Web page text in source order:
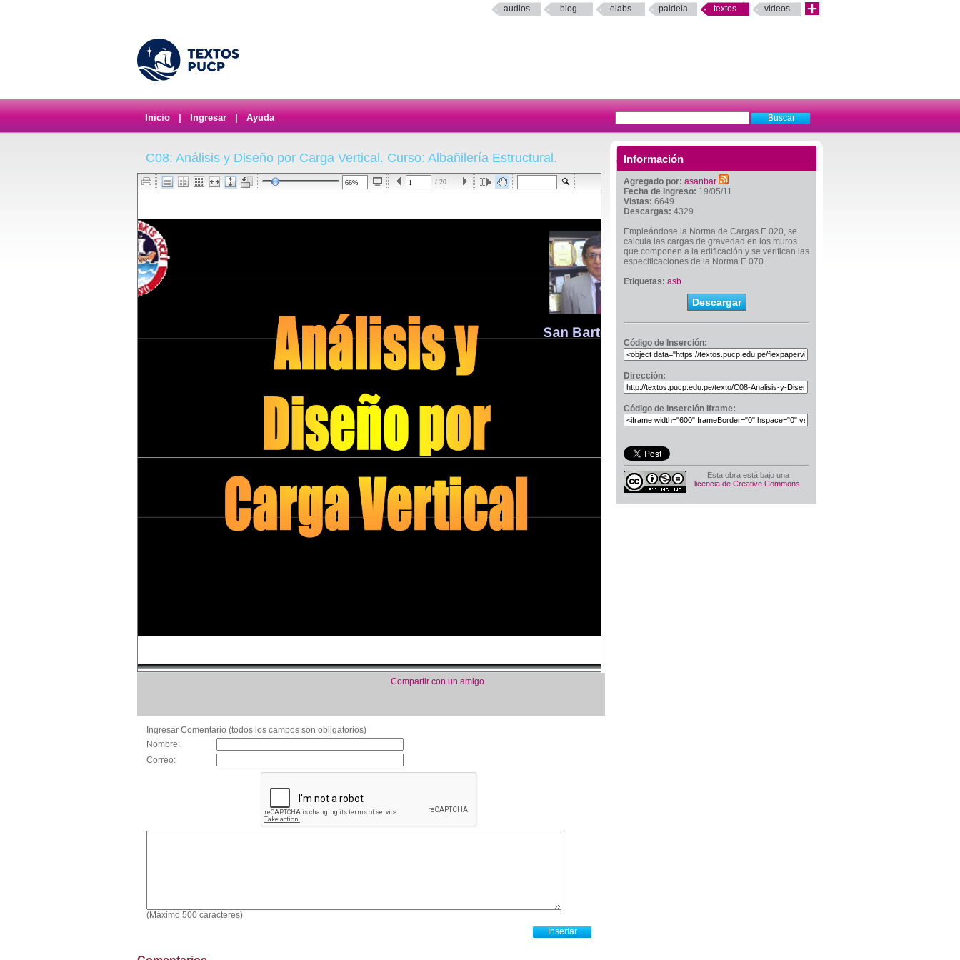
audios blog elabs paideia textos videos
Inicio Ingresar Ayuda
Información
Agregado por: asanbar
Fecha de Ingreso: 19/05/11
Vistas: 6649
Descargas: 4329
Empleándose la Norma de Cargas E.020, se
calcula las cargas de gravedad en los muros
que componen a la edificación y se verifican las
especificaciones de la Norma E.070.
Etiquetas: asb
Descargar
Código de Inserción:
Dirección:
Código de inserción Iframe:
Esta obra está bajo una
licencia de Creative Commons
C08: Análisis y Diseño por Carga Vertical. Curso: Albañilería Estructural.
/ 20
Compartir con un amigo
Ingresar Comentario (todos los campos son obligatorios)
Nombre:
Correo:
(Máximo 500 caracteres)